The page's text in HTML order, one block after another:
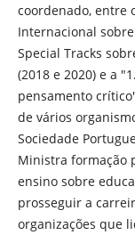
coordenado, entre
Internacional
Special Tracks
(2018 e 2020) e a
pensamento
de vários
Sociedade
Ministra formação
ensino sobre
prosseguir a
organizações que